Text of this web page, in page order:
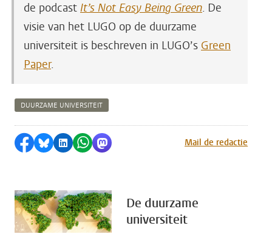
de podcast It’s Not Easy Being Green. De
visie van het LUGO op de duurzame
universiteit is beschreven in LUGO’s Green
Paper.
DUURZAME UNIVERSITEIT
Delen op Facebook
Delen via Bluesky
Delen op LinkedIn
Delen via WhatsApp
Delen via MastodonMail de redactie
De duurzame
universiteit